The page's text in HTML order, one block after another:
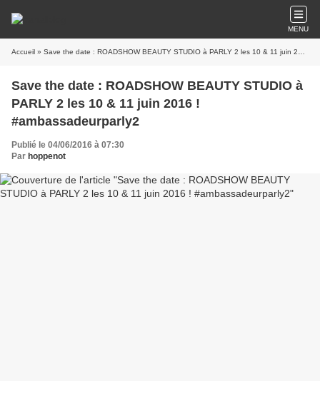
MENU
Accueil » Save the date : ROADSHOW BEAUTY STUDIO à PARLY 2 les 10 & 11 juin 2016 ! #ambassadeurparly2
Save the date : ROADSHOW BEAUTY STUDIO à
PARLY 2 les 10 & 11 juin 2016 !
#ambassadeurparly2
Publié le 04/06/2016 à 07:30
Par hoppenot